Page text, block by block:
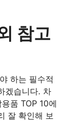
참고
하는 필수적
겠습니다. 차
품 TOP 10에
잘 확인해 보